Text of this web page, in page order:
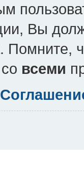
Вы
Помните,
всеми